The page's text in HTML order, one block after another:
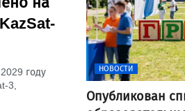
году
3,
НОВОСТИ
Опубликован